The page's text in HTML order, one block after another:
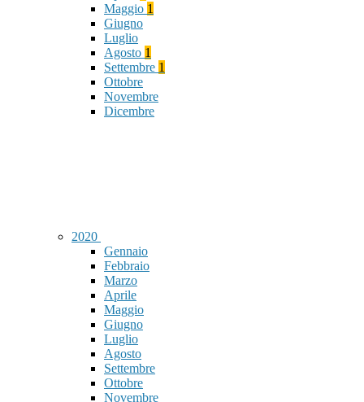
Maggio 1
Giugno
Luglio
Agosto 1
Settembre 1
Ottobre
Novembre
Dicembre
2020
Gennaio
Febbraio
Marzo
Aprile
Maggio
Giugno
Luglio
Agosto
Settembre
Ottobre
Novembre